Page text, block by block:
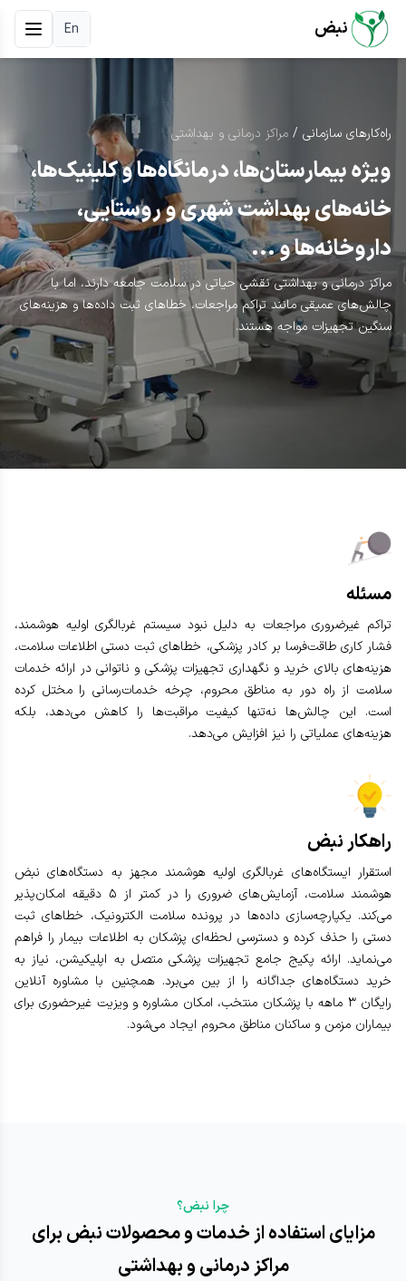
نبض En
راه‌کارهای سازمانی / مراکز درمانی و بهداشتی
ویژه بیمارستان‌ها، درمانگاه‌ها و کلینیک‌ها،
خانه‌های بهداشت شهری و روستایی،
داروخانه‌ها و ...
مراکز درمانی و بهداشتی نقشی حیاتی در سلامت جامعه دارند، اما با
چالش‌های عمیقی مانند تراکم مراجعات، خطاهای ثبت داده‌ها و هزینه‌های
سنگین تجهیزات مواجه هستند.
مسئله
تراکم غیرضروری مراجعات به دلیل نبود سیستم غربالگری اولیه هوشمند،
فشار کاری طاقت‌فرسا بر کادر پزشکی، خطاهای ثبت دستی اطلاعات سلامت،
هزینه‌های بالای خرید و نگهداری تجهیزات پزشکی و ناتوانی در ارائه خدمات
سلامت از راه دور به مناطق محروم، چرخه خدمات‌رسانی را مختل کرده
است. این چالش‌ها نه‌تنها کیفیت مراقبت‌ها را کاهش می‌دهد، بلکه
هزینه‌های عملیاتی را نیز افزایش می‌دهد.
راهکار نبض
استقرار ایستگاه‌های غربالگری اولیه هوشمند مجهز به دستگاه‌های نبض
هوشمند سلامت، آزمایش‌های ضروری را در کمتر از ۵ دقیقه امکان‌پذیر
می‌کند. یکپارچه‌سازی داده‌ها در پرونده سلامت الکترونیک، خطاهای ثبت
دستی را حذف کرده و دسترسی لحظه‌ای پزشکان به اطلاعات بیمار را فراهم
می‌نماید. ارائه پکیج جامع تجهیزات پزشکی متصل به اپلیکیشن، نیاز به
خرید دستگاه‌های جداگانه را از بین می‌برد. همچنین با مشاوره آنلاین
رایگان ۳ ماهه با پزشکان منتخب، امکان مشاوره و ویزیت غیرحضوری برای
بیماران مزمن و ساکنان مناطق محروم ایجاد می‌شود.
چرا نبض؟
مزایای استفاده از خدمات و محصولات نبض برای
مراکز درمانی و بهداشتی